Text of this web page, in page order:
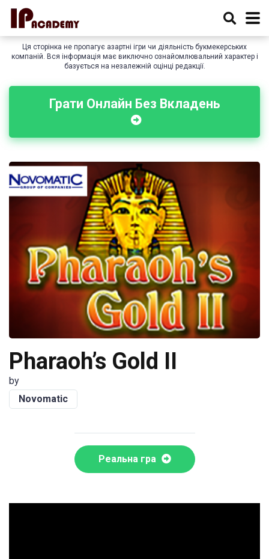
Ця сторінка не пропагує азартні ігри чи діяльність букмекерських
компаній. Вся інформація має виключно ознайомлювальний характер і
базується на незалежній оцінці редакції.
Грати Онлайн Без Вкладень
Pharaoh’s Gold II
by
Novomatic
Реальна гра